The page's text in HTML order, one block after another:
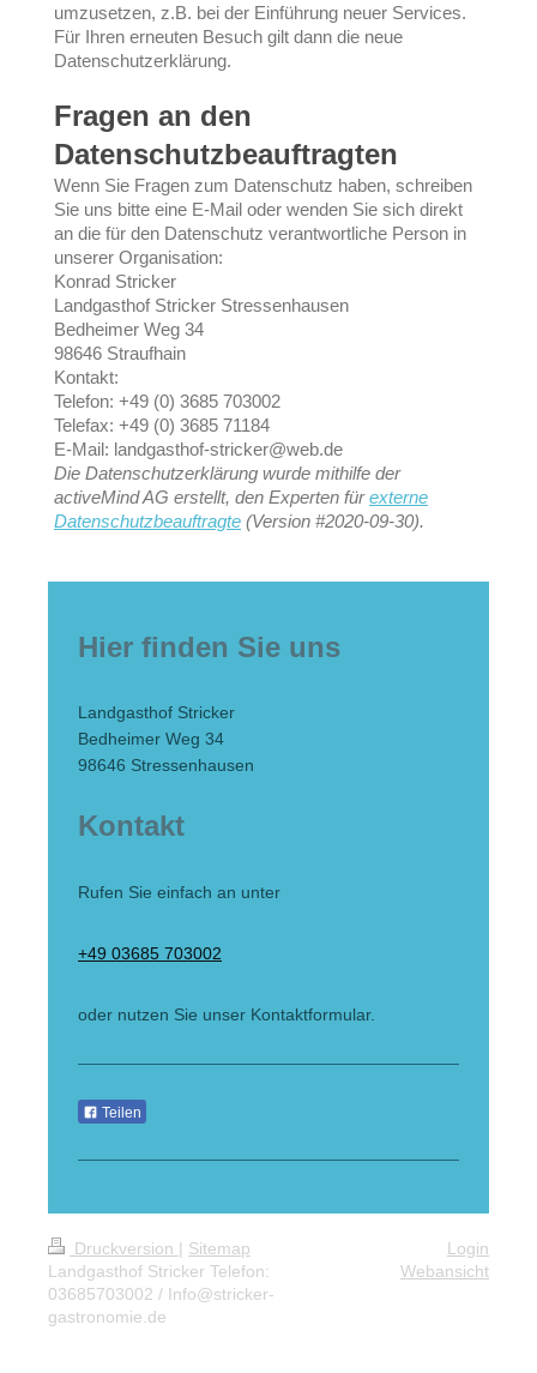
umzusetzen, z.B. bei der Einführung neuer Services.
Für Ihren erneuten Besuch gilt dann die neue
Datenschutzerklärung.
Fragen an den
Datenschutzbeauftragten
Wenn Sie Fragen zum Datenschutz haben, schreiben
Sie uns bitte eine E-Mail oder wenden Sie sich direkt
an die für den Datenschutz verantwortliche Person in
unserer Organisation:
Konrad Stricker
Landgasthof Stricker Stressenhausen
Bedheimer Weg 34
98646 Straufhain
Kontakt:
Telefon: +49 (0) 3685 703002
Telefax: +49 (0) 3685 71184
E-Mail: landgasthof-stricker@web.de
Die Datenschutzerklärung wurde mithilfe der
activeMind AG erstellt, den Experten für externe
Datenschutzbeauftragte (Version #2020-09-30).
Hier finden Sie uns
Landgasthof Stricker
Bedheimer Weg 34
98646 Stressenhausen
Kontakt
Rufen Sie einfach an unter
+49 03685 703002
oder nutzen Sie unser Kontaktformular.
Teilen
Druckversion | Sitemap
Landgasthof Stricker Telefon:
03685703002 / Info@stricker-
gastronomie.de
Login
Webansicht